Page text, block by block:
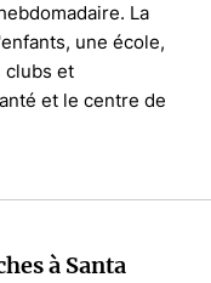
La
une école,
clubs et
et le centre de
à Santa